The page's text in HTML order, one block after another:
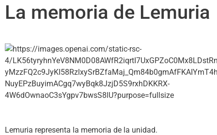
La memoria de Lemuria
Lemuria representa la memoria de la unidad.